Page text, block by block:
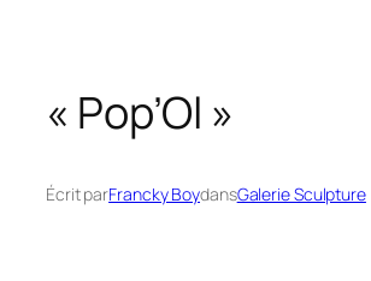
« Pop’Ol »
Écrit parFrancky BoydansGalerie Sculpture